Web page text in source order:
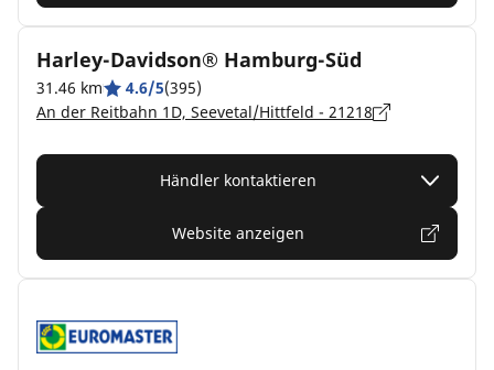
Harley-Davidson® Hamburg-Süd
31.46 km 4.6/5(395)
An der Reitbahn 1D, Seevetal/Hittfeld - 21218
Händler kontaktieren
Website anzeigen